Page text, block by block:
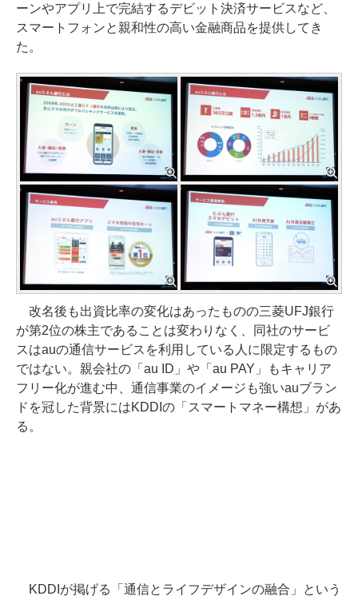
ーンやアプリ上で完結するデビット決済サービスなど、
スマートフォンと親和性の高い金融商品を提供してき
た。
改名後も出資比率の変化はあったものの三菱UFJ銀行
が第2位の株主であることは変わりなく、同社のサービ
スはauの通信サービスを利用している人に限定するもの
ではない。親会社の「au ID」や「au PAY」もキャリア
フリー化が進む中、通信事業のイメージも強いauブラン
ドを冠した背景にはKDDIの「スマートマネー構想」があ
る。
KDDIが掲げる「通信とライフデザインの融合」という